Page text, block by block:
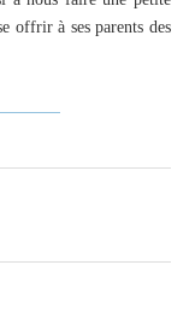
offrir à ses parents des